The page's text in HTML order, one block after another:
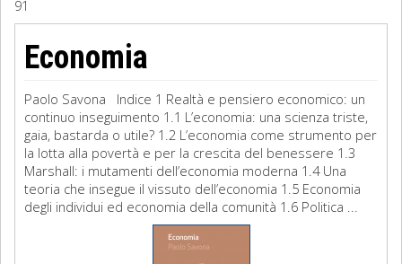
Filosofia
Storia
Matematica
Diritto
91
Economia
Paolo Savona Indice 1 Realtà e pensiero economico: un
continuo inseguimento 1.1 L’economia: una scienza triste,
gaia, bastarda o utile? 1.2 L’economia come strumento per
la lotta alla povertà e per la crescita del benessere 1.3
Marshall: i mutamenti dell’economia moderna 1.4 Una
teoria che insegue il vissuto dell’economia 1.5 Economia
degli individui ed economia della comunità 1.6 Politica ...